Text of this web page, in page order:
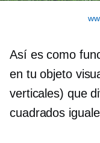
Así es como
en tu objeto
verticales) que
cuadrados